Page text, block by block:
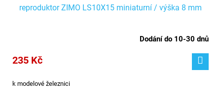
reproduktor ZIMO LS10X15 miniaturní / výška 8 mm
Dodání do 10-30 dnů
235 Kč
k modelové železnici